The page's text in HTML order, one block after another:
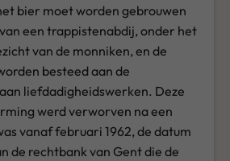
bier moet worden gebrouwen
een trappistenabdij, onder het
van de monniken, en de
besteed aan de
liefdadigheidswerken. Deze
werd verworven na een
vanaf februari 1962, de datum
de rechtbank van Gent die de